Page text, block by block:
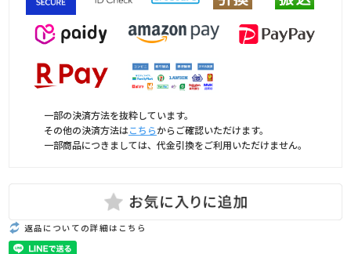
一部の決済方法を抜粋しています。
その他の決済方法はこちらからご確認いただけます。
一部商品につきましては、代金引換をご利用いただけません。
返品についての詳細はこちら